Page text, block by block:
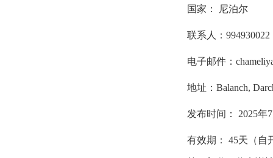
国家： 尼泊尔
联系人：994930022
电子邮件：
地址：Balanch,
发布时间： 2025年
有效期： 45天（自